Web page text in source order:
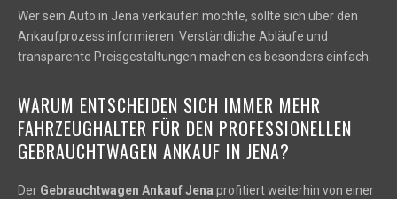
Wer sein Auto in Jena verkaufen möchte, sollte sich über den
Ankaufprozess informieren. Verständliche Abläufe und
transparente Preisgestaltungen machen es besonders einfach.
WARUM ENTSCHEIDEN SICH IMMER MEHR
FAHRZEUGHALTER FÜR DEN PROFESSIONELLEN
GEBRAUCHTWAGEN ANKAUF IN JENA?
Der Gebrauchtwagen Ankauf Jena profitiert weiterhin von einer